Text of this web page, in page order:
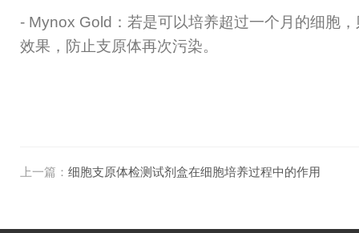
- Mynox Gold ：若是可以培养超过一个月的细胞
效果，防止支原体再次污染。
上一篇： 细胞支原体检测试剂盒在细胞培养过程中的作用